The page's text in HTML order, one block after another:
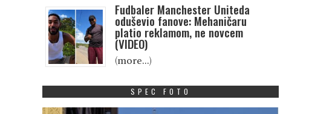
Fudbaler Manchester Uniteda
oduševio fanove: Mehaničaru
platio reklamom, ne novcem
(VIDEO)
(more…)
SPEC FOTO